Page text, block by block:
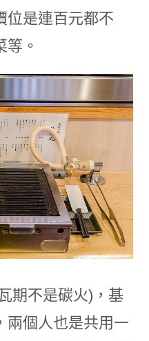
位是連百元都不
等。
期不是碳火)，基
兩個人也是共用一